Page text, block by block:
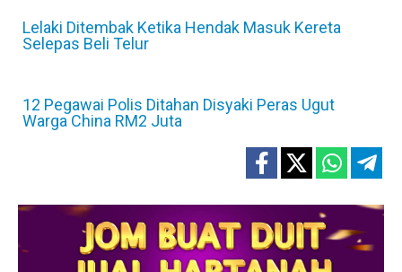
Lelaki Ditembak Ketika Hendak Masuk Kereta
Selepas Beli Telur
12 Pegawai Polis Ditahan Disyaki Peras Ugut
Warga China RM2 Juta